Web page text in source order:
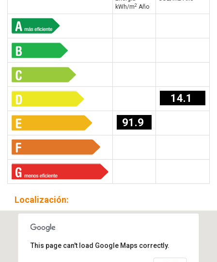
kWh/m2 Año
14.1
91.9
Localización:
This page can't load Google Maps correctly.